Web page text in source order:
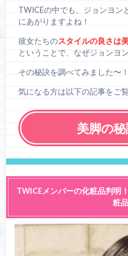
TWICEの中でも、ジョンヨン
にあがりますよね！
彼女たちのスタイルの良さは
ということで、なぜジョンヨ
その秘訣を調べてみました〜！
気になる方は以下の記事をご
美脚の
TWICEメンバーの化粧品判明
粧